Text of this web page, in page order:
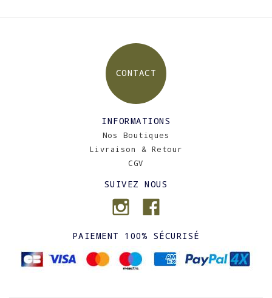
CONTACT
INFORMATIONS
Nos Boutiques
Livraison & Retour
CGV
SUIVEZ NOUS
PAIEMENT 100% SÉCURISÉ